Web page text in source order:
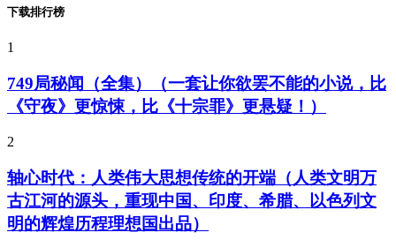
下载排行榜
1
749局秘闻（全集）（一套让你欲罢不能的小说，比
《守夜》更惊悚，比《十宗罪》更悬疑！）
2
轴心时代：人类伟大思想传统的开端（人类文明万
古江河的源头，重现中国、印度、希腊、以色列文
明的辉煌历程理想国出品）